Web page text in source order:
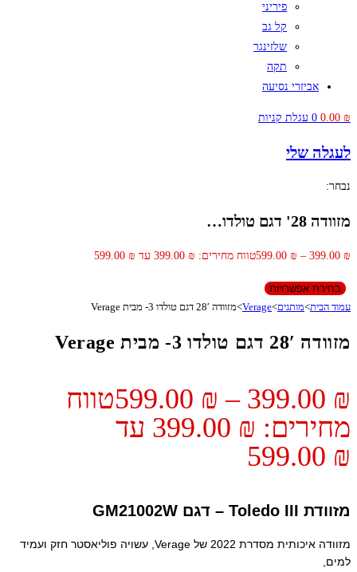
פיריני
קל גב
שלזינגר
תקה
אביזרי נסיעה
0.00 ₪
0 עגלת קניות
לעגלה שלי
נבחר:
מזוודה 28' דגם טולדו…
399.00 ₪
–
599.00 ₪ טווח מחירים: ⁦399.00 ₪⁩ עד ⁦599.00 ₪⁩
בחירת אפשרויות
עמוד הבית>מותגים>
Verage
>מזוודה 28′ דגם טולדו 3- מבית Verage
מזוודה 28′ דגם טולדו 3- מבית Verage
399.00 ₪
–
599.00 ₪
טווח
מחירים: ⁦399.00 ₪⁩ עד
מזוודת Toledo III – דגם GM21002W
מזוודה איכותית מסדרת 2022 של Verage, עשויה פוליאסטר חזק ועמיד
למים,